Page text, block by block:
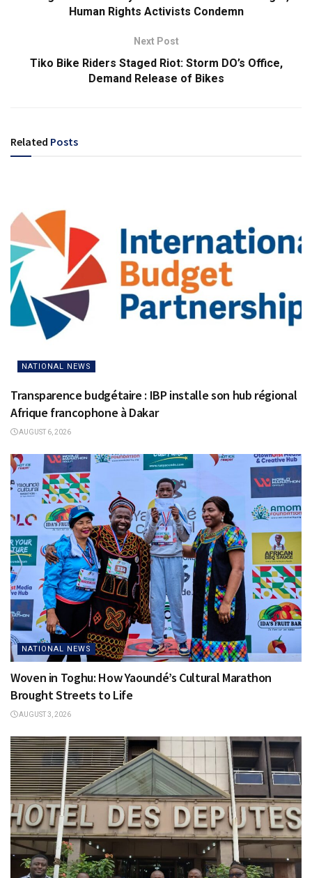
Human Rights Activists Condemn
Next Post
Tiko Bike Riders Staged Riot: Storm DO’s Office,
Demand Release of Bikes
Related Posts
NATIONAL NEWS
Transparence budgétaire : IBP installe son hub régional
Afrique francophone à Dakar
AUGUST 6, 2026
NATIONAL NEWS
Woven in Toghu: How Yaoundé’s Cultural Marathon
Brought Streets to Life
AUGUST 3, 2026